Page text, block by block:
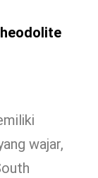
wajar,